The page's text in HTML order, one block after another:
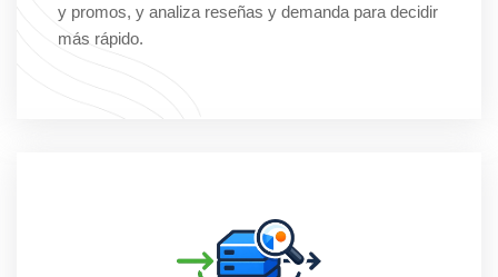
y promos, y analiza reseñas y demanda para decidir
más rápido.